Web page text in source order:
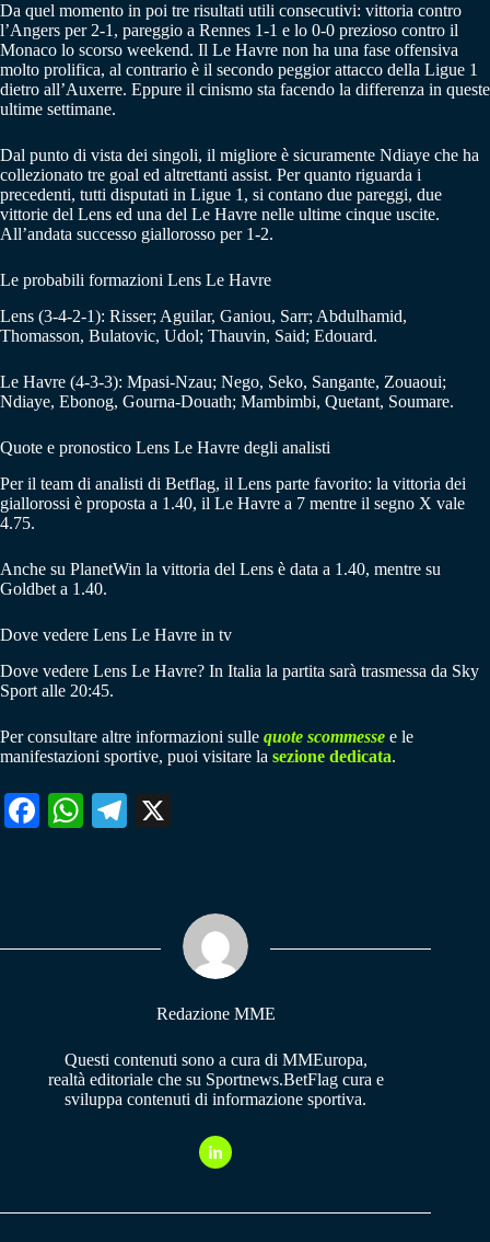
Da quel momento in poi tre risultati utili consecutivi: vittoria contro
l’Angers per 2-1, pareggio a Rennes 1-1 e lo 0-0 prezioso contro il
Monaco lo scorso weekend. Il Le Havre non ha una fase offensiva
molto prolifica, al contrario è il secondo peggior attacco della Ligue 1
dietro all’Auxerre. Eppure il cinismo sta facendo la differenza in queste
ultime settimane.
Dal punto di vista dei singoli, il migliore è sicuramente Ndiaye che ha
collezionato tre goal ed altrettanti assist. Per quanto riguarda i
precedenti, tutti disputati in Ligue 1, si contano due pareggi, due
vittorie del Lens ed una del Le Havre nelle ultime cinque uscite.
All’andata successo giallorosso per 1-2.
Le probabili formazioni Lens Le Havre
Lens (3-4-2-1): Risser; Aguilar, Ganiou, Sarr; Abdulhamid,
Thomasson, Bulatovic, Udol; Thauvin, Said; Edouard.
Le Havre (4-3-3): Mpasi-Nzau; Nego, Seko, Sangante, Zouaoui;
Ndiaye, Ebonog, Gourna-Douath; Mambimbi, Quetant, Soumare.
Quote e pronostico Lens Le Havre degli analisti
Per il team di analisti di Betflag, il Lens parte favorito: la vittoria dei
giallorossi è proposta a 1.40, il Le Havre a 7 mentre il segno X vale
4.75.
Anche su PlanetWin la vittoria del Lens è data a 1.40, mentre su
Goldbet a 1.40.
Dove vedere Lens Le Havre in tv
Dove vedere Lens Le Havre? In Italia la partita sarà trasmessa da Sky
Sport alle 20:45.
Per consultare altre informazioni sulle quote scommesse e le
manifestazioni sportive, puoi visitare la sezione dedicata.
Fa W
pp
Te
m
Redazione MME
Questi contenuti sono a cura di MMEuropa,
realtà editoriale che su Sportnews.BetFlag cura e
sviluppa contenuti di informazione sportiva.